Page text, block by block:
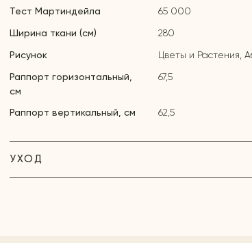
Тест Мартиндейла 65 000
Ширина ткани (см) 280
Рисунок Цветы и Растения,
Раппорт горизонтальный,
см
67,5
Раппорт вертикальный, см 62,5
УХОД